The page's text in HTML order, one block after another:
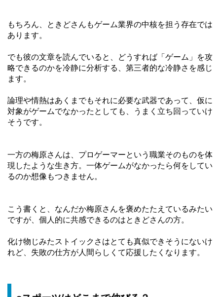
もちろん、ときどさんもゲーム業界の中核を担う存在では
あります。
でも彼の文章を読んでいると、どうすれば「ゲーム」を攻
略できるのかを冷静に分析する、第三者的な冷静さを感じ
ます。
論理や情熱はあくまでもそれに必要な武器であって、仮に
対象がゲームでなかったとしても、うまく立ち回っていけ
そうです。
一方の梅原さんは、プロゲーマーという職業そのものを体
現したような生き方。一体ゲームがなかったら何をしてい
るのか想像もつきません。
こう書くと、なんだか梅原さんを褒めたたえているみたい
ですが、個人的に共感できるのはときどさんの方。
化け物じみたストイックさはとても真似できそうにないけ
れど、失敗の仕方が人間らしくて応援したくなります。